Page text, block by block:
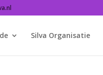
Silva Organisatie